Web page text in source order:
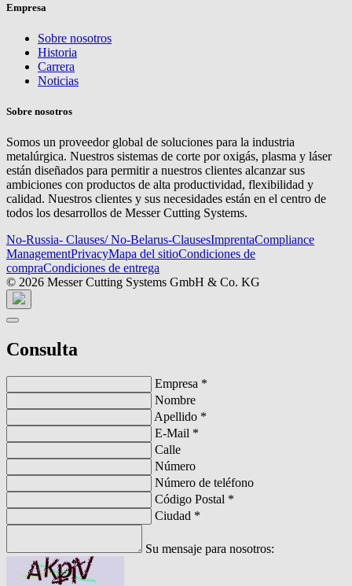
Empresa
Sobre nosotros
Historia
Carrera
Noticias
Sobre nosotros
Somos un proveedor global de soluciones para la industria
metalúrgica. Nuestros sistemas de corte por oxigás, plasma y láser
están diseñados para permitir a nuestros clientes alcanzar sus
ambiciones con productos de alta productividad, flexibilidad y
calidad. Nuestros clientes y sus necesidades están en el centro de
todos los desarrollos de Messer Cutting Systems.
No-Russia- Clauses/ No-Belarus-ClausesImprentaCompliance
ManagementPrivacyMapa del sitioCondiciones de
compraCondiciones de entrega
© 2026 Messer Cutting Systems GmbH & Co. KG
Consulta
Empresa *
Nombre
Apellido *
E-Mail *
Calle
Número
Número de teléfono
Código Postal *
Ciudad *
Su mensaje para nosotros: